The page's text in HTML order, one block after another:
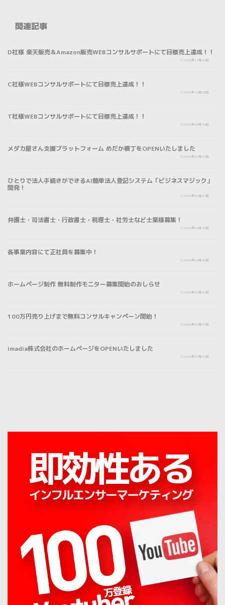
関連記事
NEWS
D社様 楽天販売＆Amazon販売WEBコンサルサポートにて目標売上達成！！
2023年11月06日
C社様WEBコンサルサポートにて目標売上達成！！
2023年10月28日
T社様WEBコンサルサポートにて目標売上達成！！
2023年08月19日
メダカ屋さん支援プラットフォーム めだか横丁をOPENいたしました
2023年07月30日
ひとりで法人手続きができるAI簡単法人登記システム「ビジネスマジック」
開発！
2023年05月07日
弁護士・司法書士・行政書士・税理士・社労士など士業様募集！
2023年04月18日
各事業内容にて正社員を募集中！
2023年04月06日
ホームページ制作 無料制作モニター募集開始のおしらせ
2023年03月30日
100万円売り上げまで無料コンサルキャンペーン開始！
2023年03月30日
imadia株式会社のホームページをOPENいたしました
2023年03月30日